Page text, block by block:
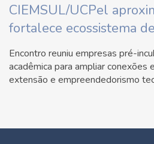
CIEMSUL/UCPel
fortalece ecossistema
Encontro reuniu empresas pré-
acadêmica para ampliar conexões
extensão e empreendedorismo